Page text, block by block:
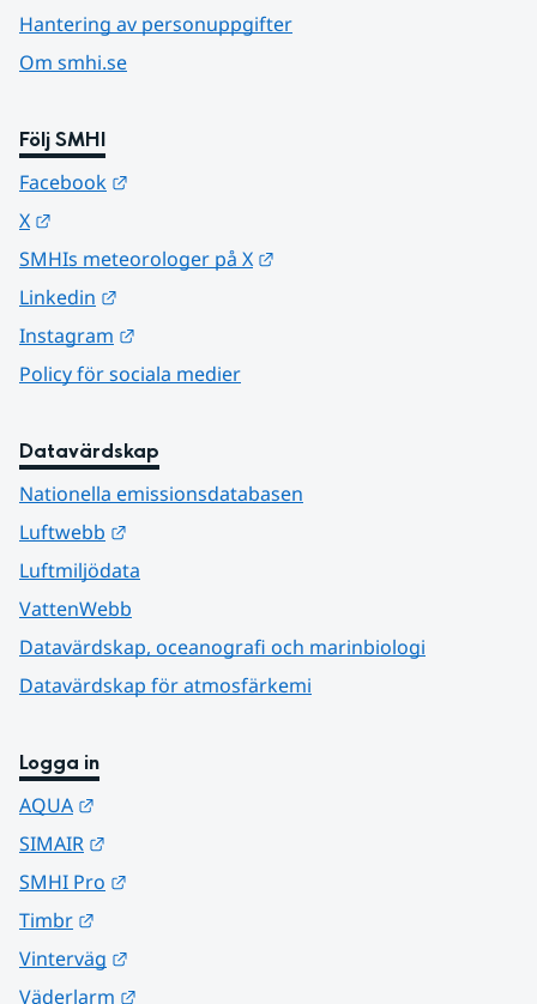
Hantering av personuppgifter
Om smhi.se
Följ SMHI
Facebook
X
SMHIs meteorologer på X
Linkedin
Instagram
Policy för sociala medier
Datavärdskap
Nationella emissionsdatabasen
Luftwebb
Luftmiljödata
VattenWebb
Datavärdskap, oceanografi och marinbiologi
Datavärdskap för atmosfärkemi
Logga in
AQUA
SIMAIR
SMHI Pro
Timbr
Vinterväg
Väderlarm